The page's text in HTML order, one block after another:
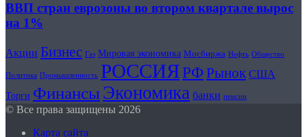
ВВП стран еврозоны во втором квартале вырос
на 1%
Акции Бизнес Газ Мировая экономика Мосбиржа Нефть Общество
Политика Промышленность РОССИЯРФРынок США
Торги Финансы Экономика банки пенсии
© Все права защищены 2026
Карта сайта